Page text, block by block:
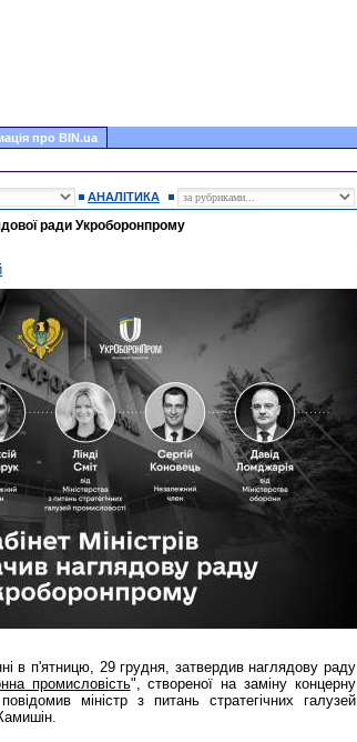
про BIN.ua
АНАЛІТИКА
ради Укроборонпрому
в п'ятницю, 29 грудня, затвердив наглядову раду
промисловість", створеної на заміну концерну
міністр з питань стратегічних галузей